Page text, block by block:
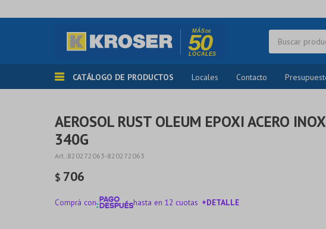
CATÁLOGO DE PRODUCTOS Locales Contacto
AEROSOL RUST OLEUM EPOXI ACERO INOX
340G
820272063-820272063
$ 706
Comprá con hasta en 12 cuotas +DETALLE